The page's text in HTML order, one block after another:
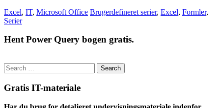
Excel, IT, Microsoft Office Brugerdefineret serier, Excel, Formler,
Serier
Hent Power Query bogen gratis.
Search
for:
Gratis IT-materiale